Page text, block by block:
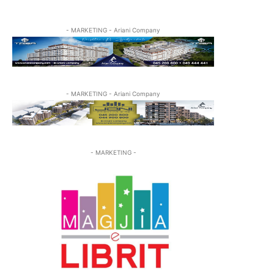
- MARKETING - Ariani Company
- MARKETING - Ariani Company
- MARKETING -